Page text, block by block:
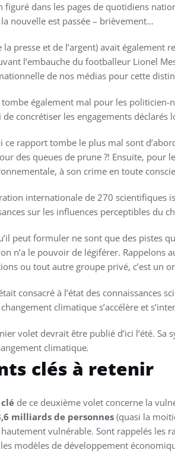
figuré dans les pages de quotidiens
nouvelle est passée – brièvement…
la presse et de l’argent) avait également
l’embauche du footballeur Lionel
de nos médias pour cette
également mal pour les politicien-
concrétiser les engagements déclarés
ce rapport tombe le plus mal sont
des queues de prune ?! Ensuite, pour
à son crime en toute
internationale de 270 scientifiques
sur les influences perceptibles du
peut formuler ne sont que des pistes
n’a le pouvoir de légiférer. Rappelons
ou tout autre groupe privé, c’est un
consacré à l’état des connaissances
climatique s’accélère et
volet devrait être publié d’ici l‘été. Sa
climatique.
clés à retenir
de ce deuxième volet concerne la
milliards de personnes (quasi la
vulnérable. Sont rappelés les
modèles de développement